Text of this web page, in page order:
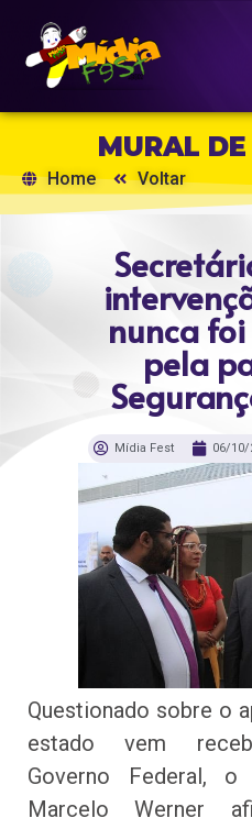
MURAL
Home Voltar
nunca
pela
Mídia Fest 06/10/
Questionado sobre o
estado vem
Governo Federal, o
Marcelo Werner